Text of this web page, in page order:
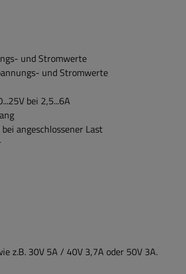
und Stromwerte
und Stromwerte
bei 2,5...6A
angeschlossener Last
z.B. 30V 5A / 40V 3,7A oder 50V 3A.